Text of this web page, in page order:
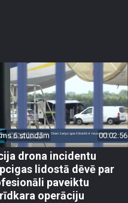
6 stundām 00:02:56
drona incidentu
lidostā dēvē par
paveiktu
operāciju